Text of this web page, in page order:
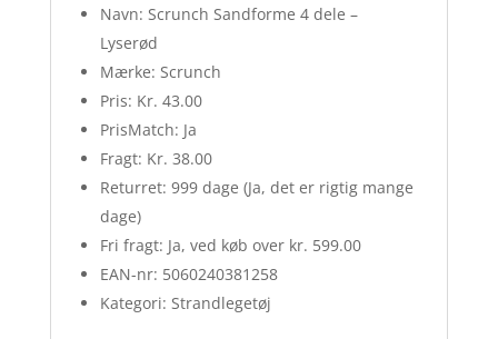
Navn: Scrunch Sandforme 4 dele –
Lyserød
Mærke: Scrunch
Pris: Kr. 43.00
PrisMatch: Ja
Fragt: Kr. 38.00
Returret: 999 dage (Ja, det er rigtig mange
dage)
Fri fragt: Ja, ved køb over kr. 599.00
EAN-nr: 5060240381258
Kategori: Strandlegetøj